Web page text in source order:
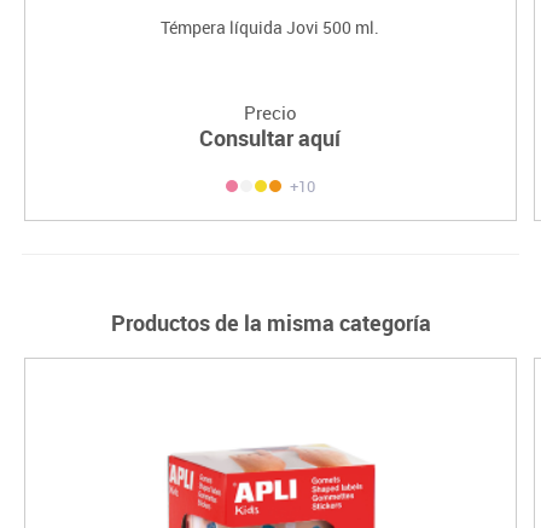
Témpera líquida Jovi 500 ml.
Precio
Consultar aquí
+10
Productos de la misma categoría